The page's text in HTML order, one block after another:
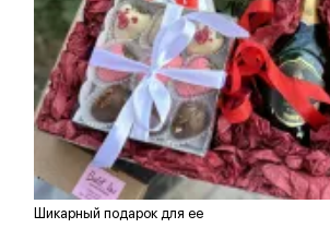
Шикарный подарок для ее